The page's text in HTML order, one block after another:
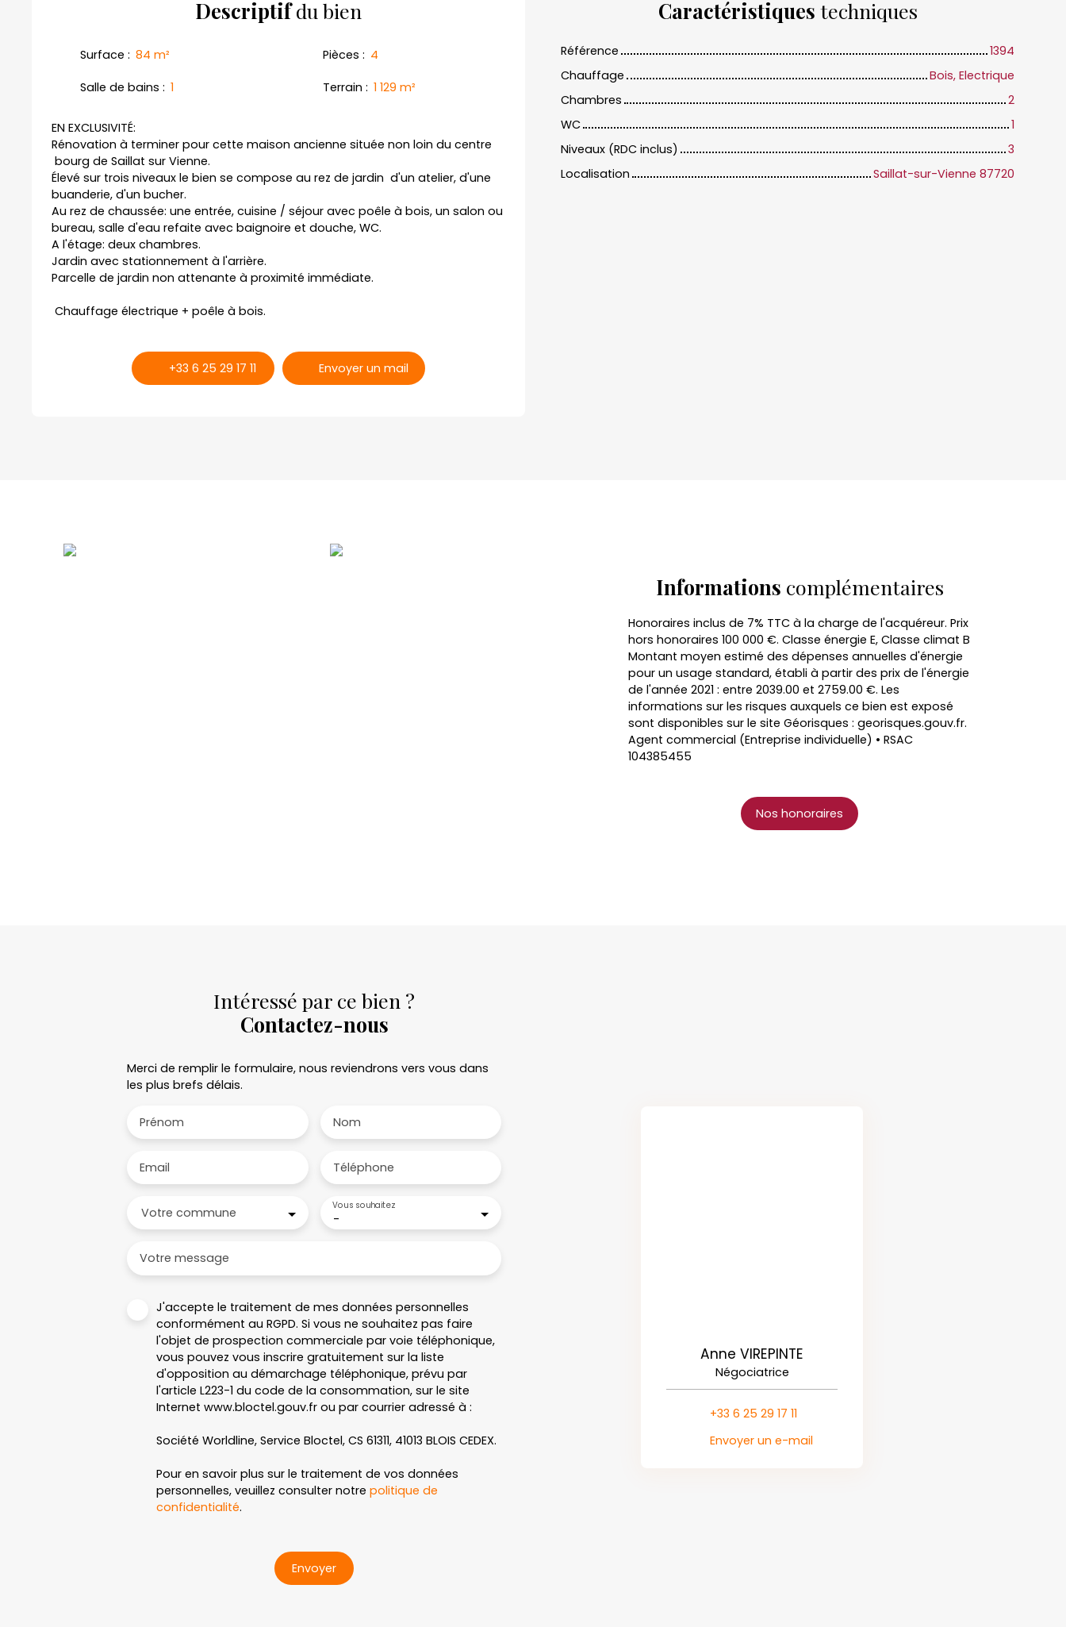
Descriptifdu bien
Surface : 84 m² Pièces : 4
Salle de bains : 1 Terrain : 1 129 m²
EN EXCLUSIVITÉ:
Rénovation à terminer pour cette maison ancienne située non loin du centre
bourg de Saillat sur Vienne.
Élevé sur trois niveaux le bien se compose au rez de jardin d'un atelier, d'une
buanderie, d'un bucher.
Au rez de chaussée: une entrée, cuisine / séjour avec poêle à bois, un salon ou
bureau, salle d'eau refaite avec baignoire et douche, WC.
A l'étage: deux chambres.
Jardin avec stationnement à l'arrière.
Parcelle de jardin non attenante à proximité immédiate.
Chauffage électrique + poêle à bois.
+33 6 25 29 17 11 Envoyer un mail
Caractéristiques techniques
Référence
1394
Chauffage
Bois, Electrique
Chambres
2
WC
1
Niveaux (RDC inclus)
3
Localisation
Saillat-sur-Vienne 87720
Informations complémentaires
Honoraires inclus de 7% TTC à la charge de l'acquéreur. Prix
hors honoraires 100 000 €. Classe énergie E, Classe climat B
Montant moyen estimé des dépenses annuelles d'énergie
pour un usage standard, établi à partir des prix de l'énergie
de l'année 2021 : entre 2039.00 et 2759.00 €. Les
informations sur les risques auxquels ce bien est exposé
sont disponibles sur le site Géorisques : georisques.gouv.fr.
Agent commercial (Entreprise individuelle) • RSAC
104385455
Nos honoraires
Intéressé par ce bien ?
Contactez-nous
Merci de remplir le formulaire, nous reviendrons vers vous dans
les plus brefs délais.
Prénom Nom
Email Téléphone
Votre commune -
Vous souhaitez
Votre message
J'accepte le traitement de mes données personnelles
conformément au RGPD. Si vous ne souhaitez pas faire
l'objet de prospection commerciale par voie téléphonique,
vous pouvez vous inscrire gratuitement sur la liste
d'opposition au démarchage téléphonique, prévu par
l'article L223-1 du code de la consommation, sur le site
Internet www.bloctel.gouv.fr ou par courrier adressé à :
Société Worldline, Service Bloctel, CS 61311, 41013 BLOIS CEDEX.
Pour en savoir plus sur le traitement de vos données
personnelles, veuillez consulter notre politique de
confidentialité.
Envoyer
Anne VIREPINTE
Négociatrice
+33 6 25 29 17 11
Envoyer un e-mail